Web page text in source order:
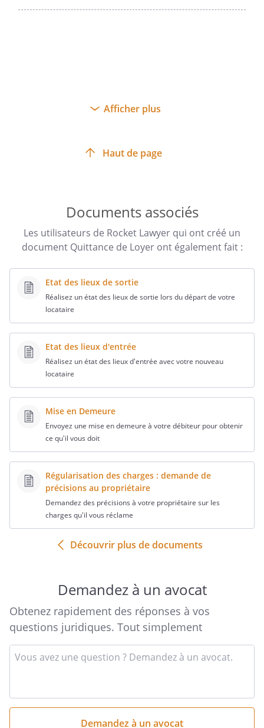
Afficher plus
Haut de page
Documents associés
Les utilisateurs de Rocket Lawyer qui ont créé un
document Quittance de Loyer ont également fait :
Etat des lieux de sortie
Réalisez un état des lieux de sortie lors du départ de votre
locataire
Etat des lieux d'entrée
Réalisez un état des lieux d'entrée avec votre nouveau
locataire
Mise en Demeure
Envoyez une mise en demeure à votre débiteur pour obtenir
ce qu'il vous doit
Régularisation des charges : demande de
précisions au propriétaire
Demandez des précisions à votre propriétaire sur les
charges qu'il vous réclame
Découvrir plus de documents
Demandez à un avocat
Obtenez rapidement des réponses à vos
questions juridiques. Tout simplement
votre
question